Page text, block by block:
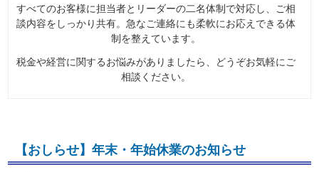
すべてのお客様に担当者とリーダーの二名体制で対応し、ご相
談内容をしっかり共有。急なご連絡にも柔軟にお応えできる体
制を整えています。
税金や経営に関するお悩みがありましたら、どうぞお気軽にご
相談ください。
【おしらせ】年末・年始休業のお知らせ